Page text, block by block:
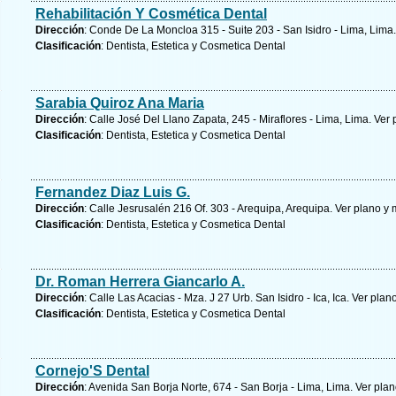
Rehabilitación Y Cosmética Dental
Dirección: Conde De La Moncloa 315 - Suite 203 - San Isidro - Lima,
Clasificación: Dentista, Estetica y Cosmetica Dental
Sarabia Quiroz Ana Maria
Dirección: Calle José Del Llano Zapata, 245 - Miraflores - Lima, Lima. Ver
Clasificación: Dentista, Estetica y Cosmetica Dental
Fernandez Diaz Luis G.
Dirección: Calle Jesrusalén 216 Of. 303 - Arequipa, Arequipa. Ver plano y
Clasificación: Dentista, Estetica y Cosmetica Dental
Dr. Roman Herrera Giancarlo A.
Dirección: Calle Las Acacias - Mza. J 27 Urb. San Isidro - Ica, Ica. Ver
Clasificación: Dentista, Estetica y Cosmetica Dental
Cornejo'S Dental
Dirección: Avenida San Borja Norte, 674 - San Borja - Lima, Lima. Ver